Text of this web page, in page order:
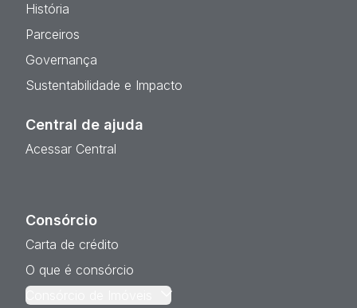
História
Parceiros
Governança
Sustentabilidade e Impacto
Central de ajuda
Acessar Central
Consórcio
Carta de crédito
O que é consórcio